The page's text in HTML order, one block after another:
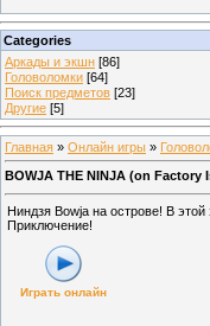
Categories
Аркады и экшн [86]
Головоломки [64]
Поиск предметов [23]
Другие [5]
Главная » Онлайн игры »
BOWJA THE NINJA (on Factory
Ниндзя Bowja на острове! В
Приключение!
Играть онлайн